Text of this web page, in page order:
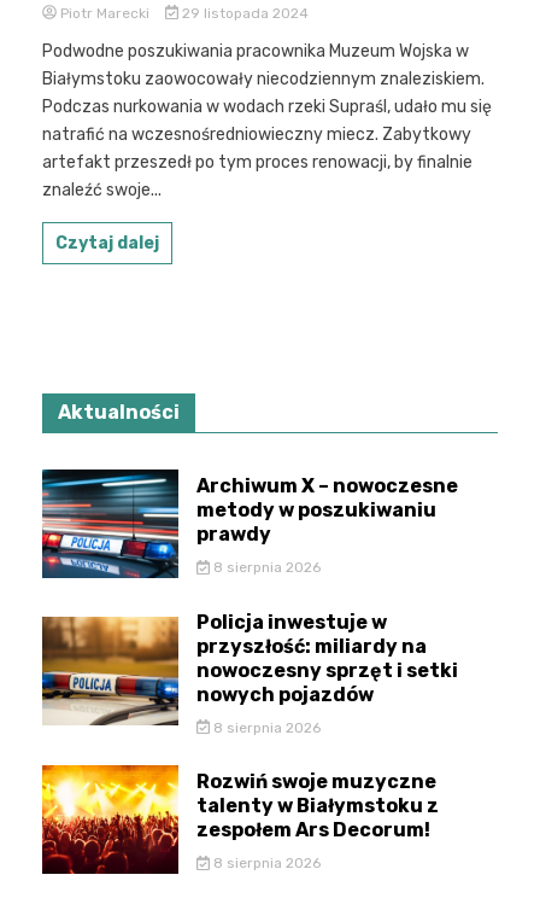
Piotr Marecki 29 listopada 2024
Podwodne poszukiwania pracownika Muzeum Wojska w
Białymstoku zaowocowały niecodziennym znaleziskiem.
Podczas nurkowania w wodach rzeki Supraśl, udało mu się
natrafić na wczesnośredniowieczny miecz. Zabytkowy
artefakt przeszedł po tym proces renowacji, by finalnie
znaleźć swoje...
Czytaj dalej
Aktualności
Archiwum X – nowoczesne
metody w poszukiwaniu
prawdy
8 sierpnia 2026
Policja inwestuje w
przyszłość: miliardy na
nowoczesny sprzęt i setki
nowych pojazdów
8 sierpnia 2026
Rozwiń swoje muzyczne
talenty w Białymstoku z
zespołem Ars Decorum!
8 sierpnia 2026